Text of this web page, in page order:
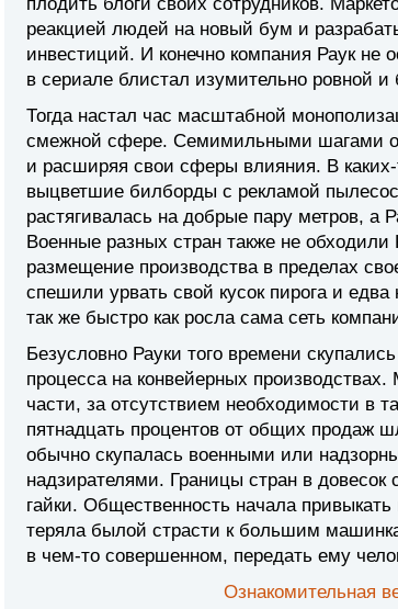
реакцией людей на новый бум и
инвестиций. И конечно компания Раук не
в сериале блистал изумительно ровной
Тогда настал час масштабной
смежной сфере. Семимильными шагами
и расширяя свои сферы влияния. В
выцветшие билборды с рекламой
растягивалась на добрые пару метров, а
Военные разных стран также не
размещение производства в пределах
спешили урвать свой кусок пирога и
так же быстро как росла сама сеть
Безусловно Рауки того времени
процесса на конвейерных
части, за отсутствием необходимости в
пятнадцать процентов от общих продаж
обычно скупалась военными или
надзирателями. Границы стран в
гайки. Общественность начала
теряла былой страсти к большим
в чем-то совершенном, передать ему
Ознакомительная